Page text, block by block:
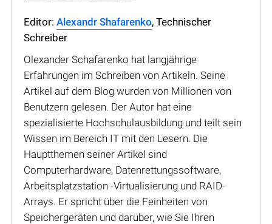
Editor: Alexandr Shafarenko, Technischer
Schreiber
Olexander Schafarenko hat langjährige
Erfahrungen im Schreiben von Artikeln. Seine
Artikel auf dem Blog wurden von Millionen von
Benutzern gelesen. Der Autor hat eine
spezialisierte Hochschulausbildung und teilt sein
Wissen im Bereich IT mit den Lesern. Die
Hauptthemen seiner Artikel sind
Computerhardware, Datenrettungssoftware,
Arbeitsplatzstation -Virtualisierung und RAID-
Arrays. Er spricht über die Feinheiten von
Speichergeräten und darüber, wie Sie Ihren